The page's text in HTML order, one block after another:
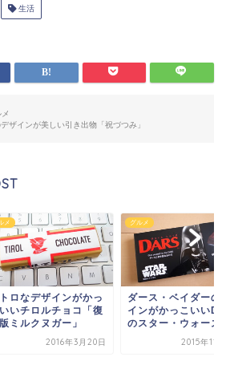
生活
ザインが美しい引き出物「祝づつみ」
メ
ロなデザインがかっ
いチロルチョコ「復
ミルクヌガー」
2016年3月20日
グルメ
ダース・ベイダーの
インがかっこいい
のスター・ウォーズ
2015年11